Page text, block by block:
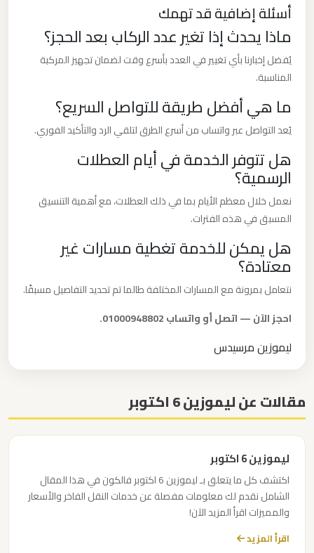
أسئلة إضافية قد تهمك
ماذا يحدث إذا تغير عدد الركاب بعد الحجز؟
يُفضل إخبارنا بأي تغيير في العدد بأسرع وقت لضمان تجهيز المركبة
المناسبة.
ما هي أفضل طريقة للتواصل السريع؟
يُعد التواصل عبر واتساب من أسرع الطرق لتلقي الرد والتأكيد الفوري.
هل تتوفر الخدمة في أيام العطلات
الرسمية؟
نعمل خلال معظم الأيام بما في ذلك العطلات، مع أهمية التنسيق
المسبق في هذه الفترات.
هل يمكن للخدمة تغطية مسارات غير
معتادة؟
نتعامل بمرونة مع المسارات المختلفة طالما تم تحديد التفاصيل مسبقًا.
احجز الآن — اتصل أو واتساب 01000948802.
ليموزين مرسيدس
مقالات عن ليموزين 6 اكتوبر
ليموزين 6 اكتوبر
اكتشف كل ما يتعلق بـ ليموزين 6 اكتوبر فالكون في هذا المقال
الشامل نقدم لك معلومات مفصلة عن خدمات النقل الفاخر والأسعار
والمميزات اقرأ المزيد الآن!
اقرأ المزيد
والمناسبات
ليموزين
الشيخ
ليموزين
فيصل
ليموزين
طنطا
ليموزين
ليموزين
ليموزين
سانت
كاترين
ليموزين
الاعمال